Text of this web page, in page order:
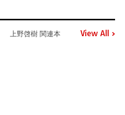
上野啓樹 関連本 View All